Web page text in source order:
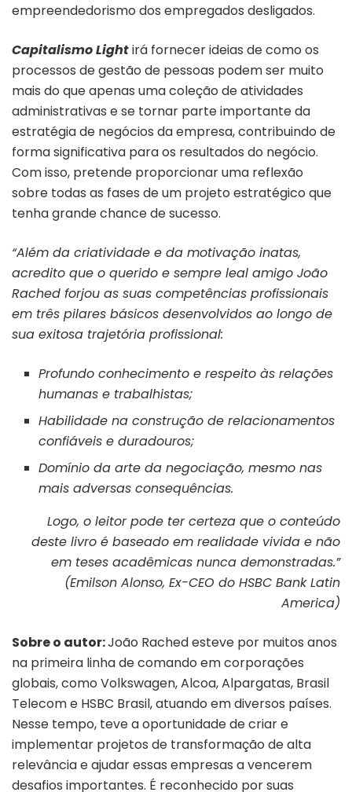
empreendedorismo dos empregados desligados.
Capitalismo Lightirá fornecer ideias de como os
processos de gestão de pessoas podem ser muito
mais do que apenas uma coleção de atividades
administrativas e se tornar parte importante da
estratégia de negócios da empresa, contribuindo de
forma significativa para os resultados do negócio.
Com isso, pretende proporcionar uma reflexão
sobre todas as fases de um projeto estratégico que
tenha grande chance de sucesso.
“Além da criatividade e da motivação inatas,
acredito que o querido e sempre leal amigo João
Rached forjou as suas competências profissionais
em três pilares básicos desenvolvidos ao longo de
sua exitosa trajetória profissional:
Profundo conhecimento e respeito às relações
humanas e trabalhistas;
Habilidade na construção de relacionamentos
confiáveis e duradouros;
Domínio da arte da negociação, mesmo nas
mais adversas consequências.
Logo, o leitor pode ter certeza que o conteúdo
deste livro é baseado em realidade vivida e não
em teses acadêmicas nunca demonstradas.”
(Emilson Alonso, Ex-CEO do HSBC Bank Latin
America)
Sobre o autor:João Rached esteve por muitos anos
na primeira linha de comando em corporações
globais, como Volkswagen, Alcoa, Alpargatas, Brasil
Telecom e HSBC Brasil, atuando em diversos países.
Nesse tempo, teve a oportunidade de criar e
implementar projetos de transformação de alta
relevância e ajudar essas empresas a vencerem
desafios importantes. É reconhecido por suas